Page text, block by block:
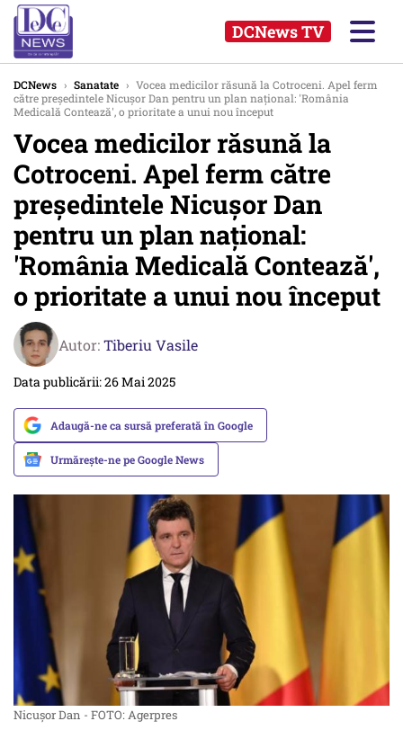
DCNews TV
DCNews › Sanatate › Vocea medicilor răsună la Cotroceni. Apel ferm
către președintele Nicușor Dan pentru un plan național: 'România
Medicală Contează', o prioritate a unui nou început
Vocea medicilor răsună la
Cotroceni. Apel ferm către
președintele Nicușor Dan
pentru un plan național:
'România Medicală Contează',
o prioritate a unui nou început
Autor:Tiberiu Vasile
Data publicării: 26 Mai 2025
Adaugă-ne ca sursă preferată în Google
Urmărește-ne pe Google News
Nicușor Dan - FOTO: Agerpres